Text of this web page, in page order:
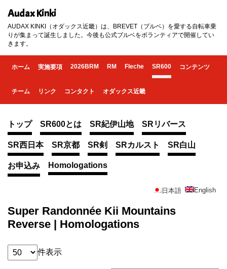
Audax Kinki
AUDAX KINKI（オダックス近畿）は、BREVET（ブルベ）を愛する自転車乗
りが集まって誕生しました。今後も公式ブルベをボランティアで開催してい
きます。
ホーム 実施要項 2026BRM RM Fleche SR600 コンテンツ
チーム リンク コンタクト オダックス近畿
トップ SR600とは SR紀伊山地 SRリバース
SR西日本 SR京都 SR剣 SRカルスト SR白山
お申込み Homologations
日本語 English
Super Randonnée Kii Mountains
Reverse | Homologations
件表示